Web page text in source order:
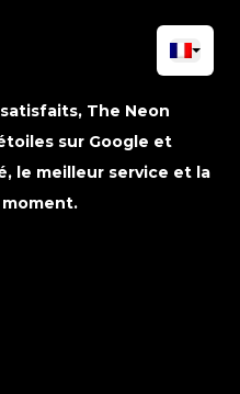
The Neon
sur Google et
le meilleur service et la